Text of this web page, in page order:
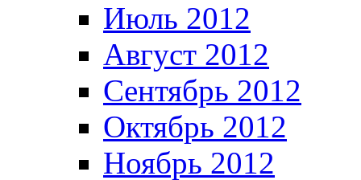
Июль 2012
Август 2012
Сентябрь 2012
Октябрь 2012
Ноябрь 2012